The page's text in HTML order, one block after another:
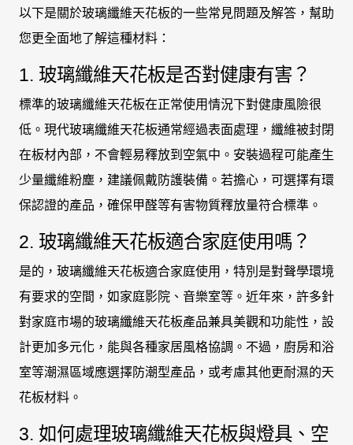
以下是關於玻璃纖維天花板的一些常見問題及解答，幫助
您更全面地了解這種材料：
1. 玻璃纖維天花板是否對健康有害？
標準的玻璃纖維天花板在正常使用情況下對健康風險很
低。現代玻璃纖維天花板通常經過表面處理，纖維被封閉
在板材內部，不會輕易釋放到空氣中。安裝過程可能產生
少量纖維粉塵，建議佩戴防護裝備。若擔心，可選擇有環
保認證的產品，確保甲醛等有害物質釋放量符合標準。
2. 玻璃纖維天花板適合家庭使用嗎？
是的，玻璃纖維天花板適合家庭使用，特別是對聲學環境
有要求的空間，如家庭影院、音樂室等。近年來，許多針
對家庭市場的玻璃纖維天花板產品兼具美觀和功能性，設
計更加多元化，能與各種家居風格協調。不過，廚房和浴
室等潮濕區域應選擇防潮型產品，或考慮其他更耐濕的天
花板材料。
3. 如何處理玻璃纖維天花板與燈具、空